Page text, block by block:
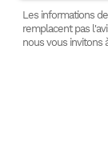
Les informations
remplacent pas
nous vous invitons